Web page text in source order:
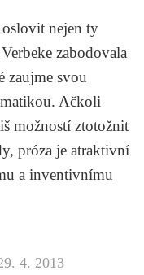
nejen ty
zabodovala
zaujme svou
Ačkoli
možností ztotožnit
próza je atraktivní
a inventivnímu
4. 2013